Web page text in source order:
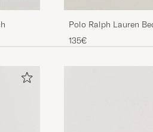
AUF CAREOFCARL.SE
snygg skjorta! Andra gången jag
har jag fått hem mina
Polo Ralph Lauren
Sneakers Bianco
135€